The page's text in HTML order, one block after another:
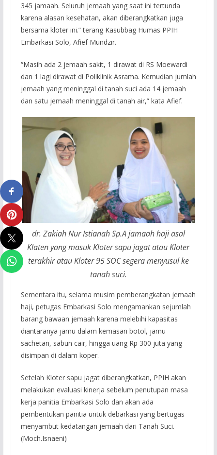
345 jamaah. Seluruh jemaah yang saat ini tertunda
karena alasan kesehatan, akan diberangkatkan juga
bersama kloter ini.” terang Kasubbag Humas PPIH
Embarkasi Solo, Afief Mundzir.
“Masih ada 2 jemaah sakit, 1 dirawat di RS Moewardi
dan 1 lagi dirawat di Poliklinik Asrama. Kemudian jumlah
jemaah yang meninggal di tanah suci ada 14 jemaah
dan satu jemaah meninggal di tanah air,” kata Afief.
dr. Zakiah Nur Istianah Sp.A jamaah haji asal
Klaten yang masuk Kloter sapu jagat atau Kloter
terakhir atau Kloter 95 SOC segera menyusul ke
tanah suci.
Sementara itu, selama musim pemberangkatan jemaah
haji, petugas Embarkasi Solo mengamankan sejumlah
barang bawaan jemaah karena melebihi kapasitas
diantaranya jamu dalam kemasan botol, jamu
sachetan, sabun cair, hingga uang Rp 300 juta yang
disimpan di dalam koper.
Setelah Kloter sapu jagat diberangkatkan, PPIH akan
melakukan evaluasi kinerja sebelum penutupan masa
kerja panitia Embarkasi Solo dan akan ada
pembentukan panitia untuk debarkasi yang bertugas
menyambut kedatangan jemaah dari Tanah Suci.
(Moch.Isnaeni)